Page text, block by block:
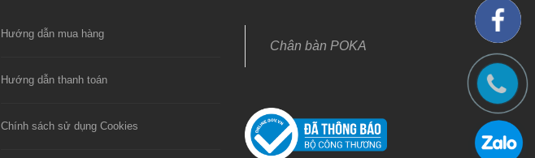
Hướng dẫn mua hàng
Hướng dẫn thanh toán
Chính sách sử dụng Cookies